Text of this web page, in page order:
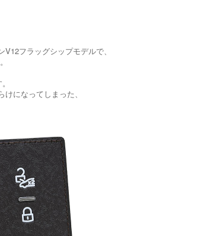
フラッグシップモデルで、
になってしまった、